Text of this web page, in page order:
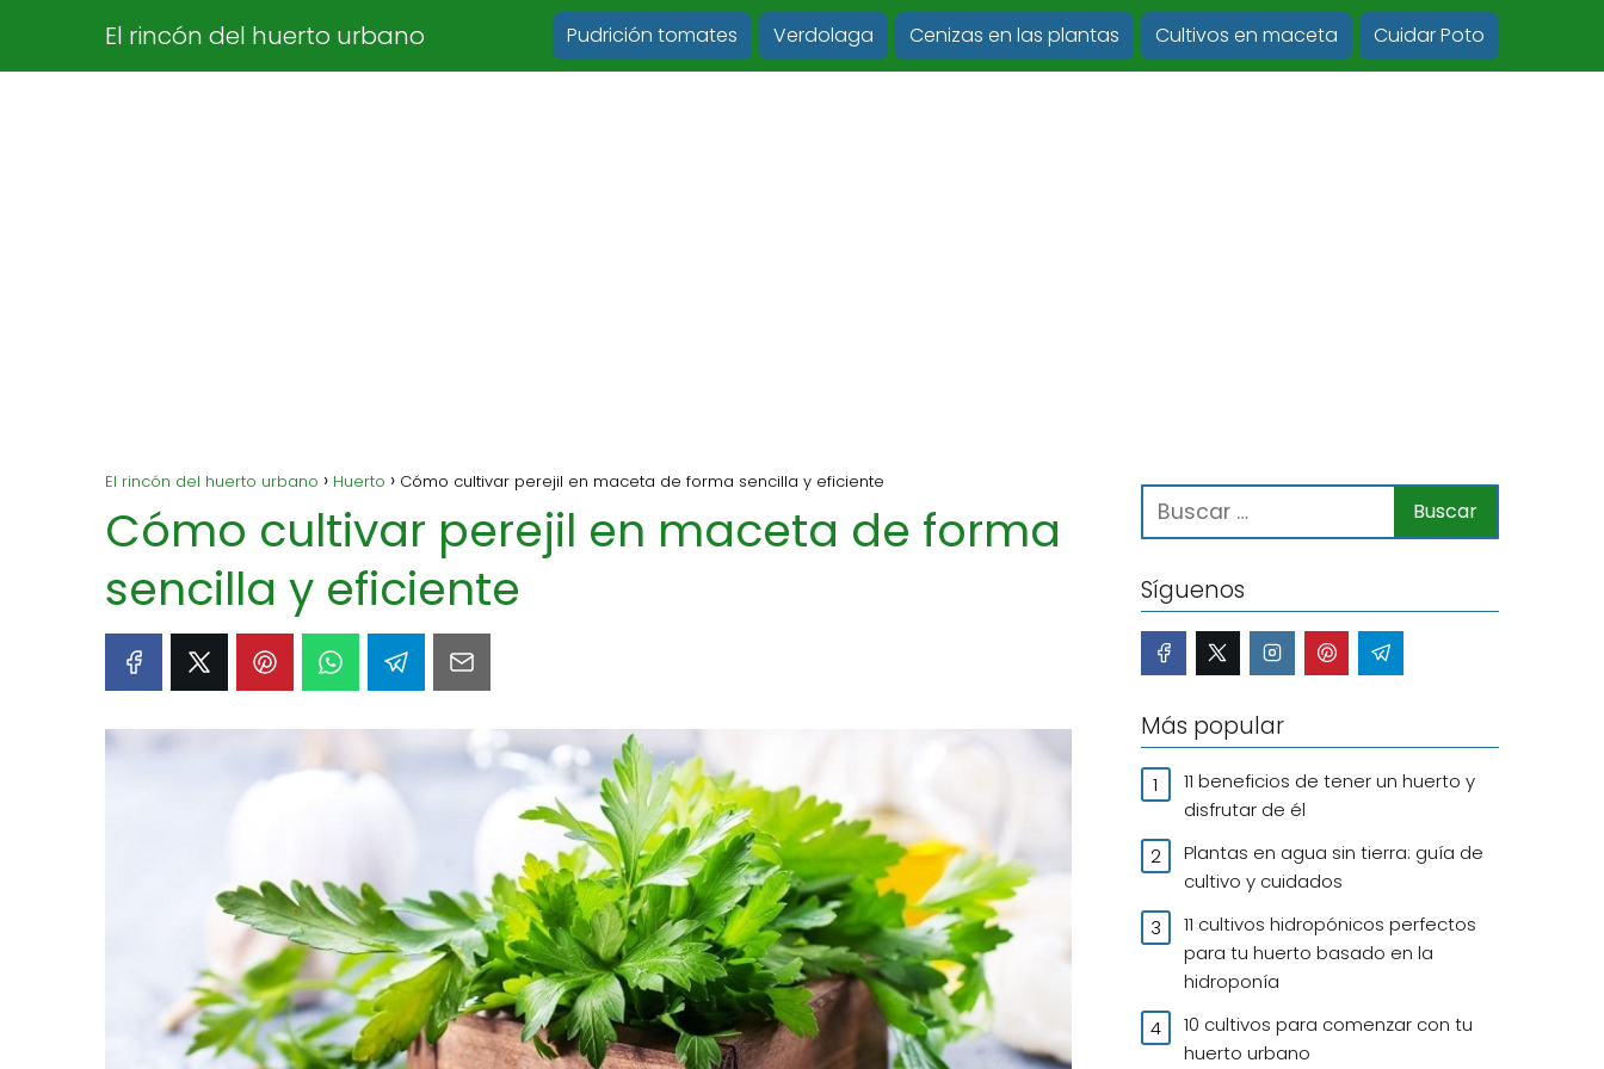
El rincón del huerto urbano Pudrición tomates Verdolaga Cenizas en las plantas Cultivos en maceta Cuidar Poto
El rincón del huerto urbano Huerto Cómo cultivar perejil en maceta de forma sencilla y eficiente
Cómo cultivar perejil en maceta de forma
sencilla y eficiente
Síguenos
Más popular
11 beneficios de tener un huerto y
disfrutar de él
Plantas en agua sin tierra: guía de
cultivo y cuidados
11 cultivos hidropónicos perfectos
para tu huerto basado en la
hidroponía
10 cultivos para comenzar con tu
huerto urbano